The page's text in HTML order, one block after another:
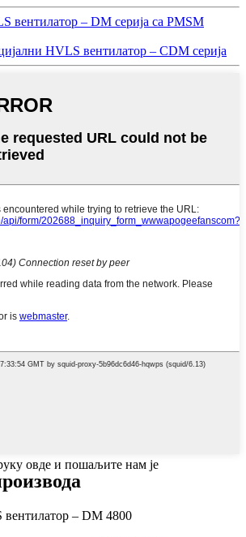
вентилатор – DM серија са PMSM
HVLS вентилатор – CDM серија
овде и пошаљите нам је